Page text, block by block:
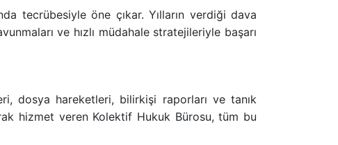
tecrübesiyle öne çıkar. Yılların verdiği dava
ve hızlı müdahale stratejileriyle başarı
dosya hareketleri, bilirkişi raporları ve tanık
hizmet veren Kolektif Hukuk Bürosu, tüm bu